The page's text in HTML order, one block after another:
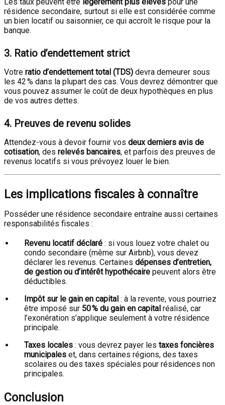
résidence secondaire, surtout si elle est considérée comme
un bien locatif ou saisonnier, ce qui accroît le risque pour la
banque.
3. Ratio d’endettement strict
Votre ratio d’endettement total (TDS) devra demeurer sous
les 42 % dans la plupart des cas. Vous devrez démontrer que
vous pouvez assumer le coût de deux hypothèques en plus
de vos autres dettes.
4. Preuves de revenu solides
Attendez-vous à devoir fournir vos deux derniers avis de
cotisation, des relevés bancaires, et parfois des preuves de
revenus locatifs si vous prévoyez louer le bien.
Les implications fiscales à connaître
Posséder une résidence secondaire entraîne aussi certaines
responsabilités fiscales :
Revenu locatif déclaré : si vous louez votre chalet ou
condo secondaire (même sur Airbnb), vous devez
déclarer les revenus. Certaines dépenses d’entretien,
de gestion ou d’intérêt hypothécaire peuvent alors être
déductibles.
Impôt sur le gain en capital : à la revente, vous pourriez
être imposé sur 50 % du gain en capital réalisé, car
l’exonération s’applique seulement à votre résidence
principale.
Taxes locales : vous devrez payer les taxes foncières
municipales et, dans certaines régions, des taxes
scolaires ou des taxes spéciales pour résidences non
principales.
Conclusion